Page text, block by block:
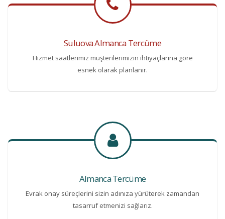
Suluova Almanca Tercüme
Hizmet saatlerimiz müşterilerimizin ihtiyaçlarına göre
esnek olarak planlanır.
Almanca Tercüme
Evrak onay süreçlerini sizin adınıza yürüterek zamandan
tasarruf etmenizi sağlarız.